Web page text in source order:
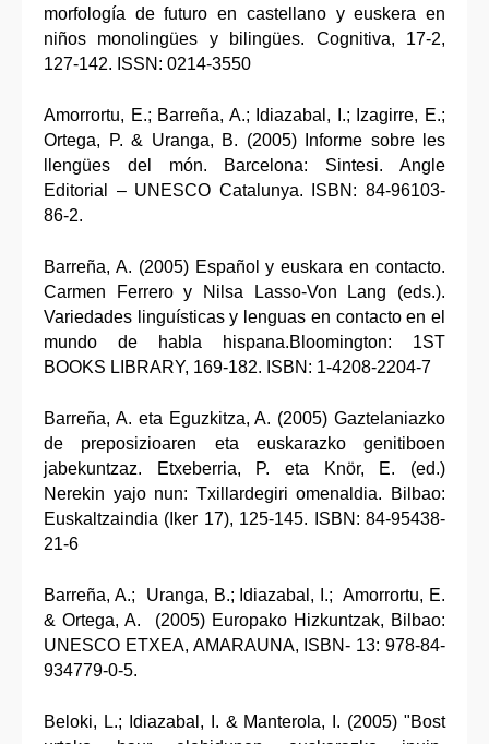
morfología de futuro en castellano y euskera en
niños monolingües y bilingües. Cognitiva, 17-2,
127-142. ISSN: 0214-3550
Amorrortu, E.; Barreña, A.; Idiazabal, I.; Izagirre, E.;
Ortega, P. & Uranga, B. (2005) Informe sobre les
llengües del món. Barcelona: Sintesi. Angle
Editorial – UNESCO Catalunya. ISBN: 84-96103-
86-2.
Barreña, A. (2005) Español y euskara en contacto.
Carmen Ferrero y Nilsa Lasso-Von Lang (eds.).
Variedades linguísticas y lenguas en contacto en el
mundo de habla hispana.Bloomington: 1ST
BOOKS LIBRARY, 169-182. ISBN: 1-4208-2204-7
Barreña, A. eta Eguzkitza, A. (2005) Gaztelaniazko
de preposizioaren eta euskarazko genitiboen
jabekuntzaz. Etxeberria, P. eta Knör, E. (ed.)
Nerekin yajo nun: Txillardegiri omenaldia. Bilbao:
Euskaltzaindia (Iker 17), 125-145. ISBN: 84-95438-
21-6
Barreña, A.; Uranga, B.; Idiazabal, I.; Amorrortu, E.
& Ortega, A. (2005) Europako Hizkuntzak, Bilbao:
UNESCO ETXEA, AMARAUNA, ISBN- 13: 978-84-
934779-0-5.
Beloki, L.; Idiazabal, I. & Manterola, I. (2005) "Bost